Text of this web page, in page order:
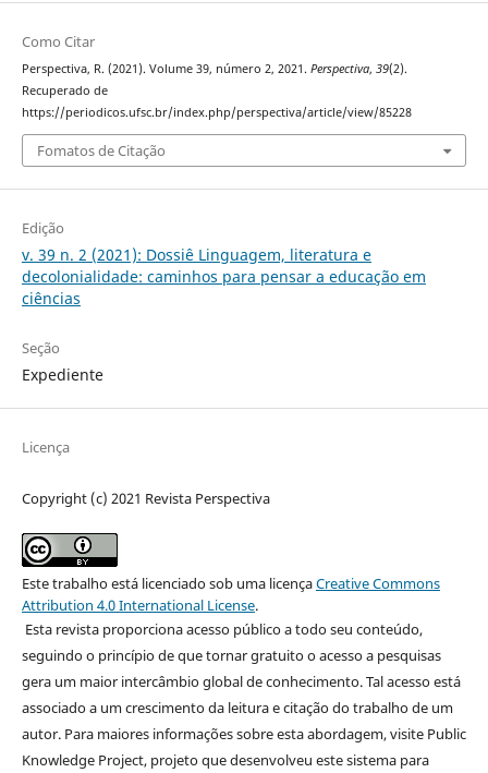
Como Citar
Perspectiva, R. (2021). Volume 39, número 2, 2021. Perspectiva, 39(2).
Recuperado de
https://periodicos.ufsc.br/index.php/perspectiva/article/view/85228
Fomatos de Citação
Edição
v. 39 n. 2 (2021): Dossiê Linguagem, literatura e
decolonialidade: caminhos para pensar a educação em
ciências
Seção
Expediente
Licença
Copyright (c) 2021 Revista Perspectiva
Este trabalho está licenciado sob uma licençaCreative Commons
Attribution 4.0 International License.
Esta revista proporciona acesso público a todo seu conteúdo,
seguindo o princípio de que tornar gratuito o acesso a pesquisas
gera um maior intercâmbio global de conhecimento. Tal acesso está
associado a um crescimento da leitura e citação do trabalho de um
autor. Para maiores informações sobre esta abordagem, visite Public
Knowledge Project, projeto que desenvolveu este sistema para